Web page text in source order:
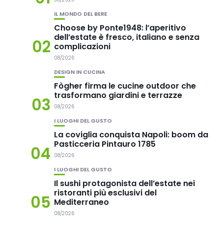
02
IL MONDO DEL BERE
Choose by Ponte1948: l’aperitivo
dell’estate è fresco, italiano e senza
complicazioni
08/2026
03
DESIGN IN CUCINA
Fògher firma le cucine outdoor che
trasformano giardini e terrazze
08/2026
04
I LUOGHI DEL GUSTO
La coviglia conquista Napoli: boom da
Pasticceria Pintauro 1785
08/2026
05
I LUOGHI DEL GUSTO
Il sushi protagonista dell’estate nei
ristoranti più esclusivi del
Mediterraneo
08/2026